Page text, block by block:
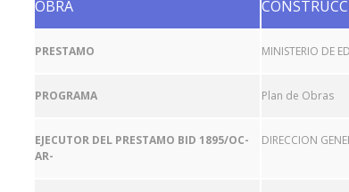
OBRA
PRESTAMO MINISTERIO DE
PROGRAMA Plan de Obras
EJECUTOR DEL PRESTAMO BID 1895/OC-
AR-
DIRECCION